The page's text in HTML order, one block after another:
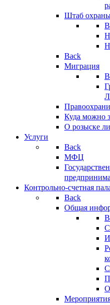
Штаб
Back
Миграция
Куда можно
О розыске
Услуги
Back
МФЦ
Контрольно-счетная
Back
Общая